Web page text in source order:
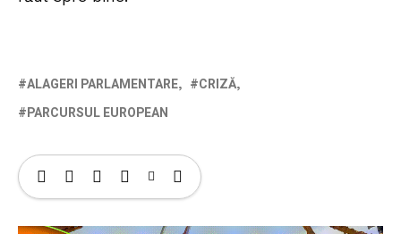
ALAGERI PARLAMENTARE
CRIZĂ
PARCURSUL EUROPEAN